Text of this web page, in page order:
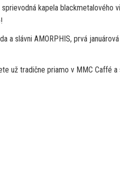
kapela blackmetalového
a slávni AMORPHIS, prvá
už tradične priamo v MMC Caffé